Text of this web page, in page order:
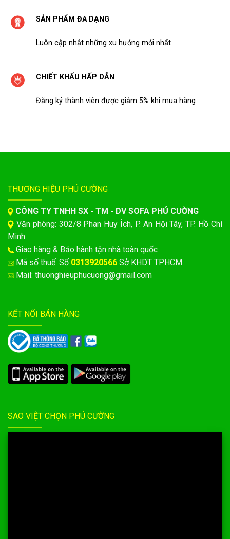
SẢN PHẨM ĐA DẠNG
Luôn cập nhật những xu hướng mới nhất
CHIẾT KHẤU HẤP DẪN
Đăng ký thành viên được giảm 5% khi mua hàng
THƯƠNG HIỆU PHÚ CƯỜNG
CÔNG TY TNHH SX - TM - DV SOFA PHÚ CƯỜNG
Văn phòng: 302/8 Phan Huy Ích, P. An Hội Tây, TP. Hồ
Chí Minh
Giao hàng & Bảo hành tận nhà toàn quốc
Mã số thuế: Số0313920566 Sở KHDT TPHCM
Mail: thuonghieuphucuong@gmail.com
KẾT NỐI BÁN HÀNG
SAO VIỆT CHỌN PHÚ CƯỜNG